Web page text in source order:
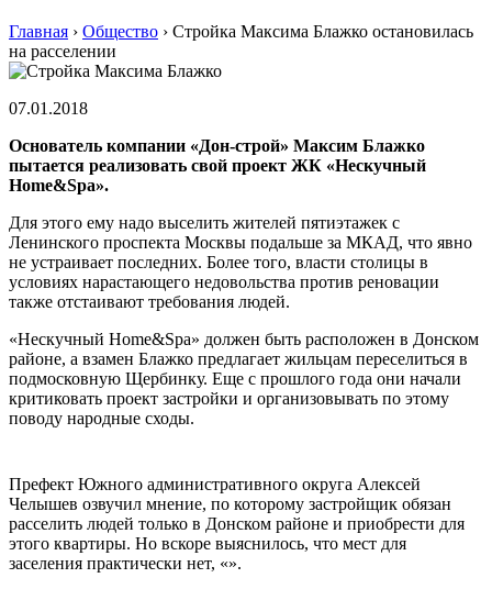
Главная › Общество › Стройка Максима Блажко остановилась
на расселении
07.01.2018
Основатель компании «Дон-строй» Максим Блажко
пытается реализовать свой проект ЖК «Нескучный
Home&Spa».
Для этого ему надо выселить жителей пятиэтажек с
Ленинского проспекта Москвы подальше за МКАД, что явно
не устраивает последних. Более того, власти столицы в
условиях нарастающего недовольства против реновации
также отстаивают требования людей.
«Нескучный Home&Spa» должен быть расположен в Донском
районе, а взамен Блажко предлагает жильцам переселиться в
подмосковную Щербинку. Еще с прошлого года они начали
критиковать проект застройки и организовывать по этому
поводу народные сходы.
Префект Южного административного округа Алексей
Челышев озвучил мнение, по которому застройщик обязан
расселить людей только в Донском районе и приобрести для
этого квартиры. Но вскоре выяснилось, что мест для
заселения практически нет, «».